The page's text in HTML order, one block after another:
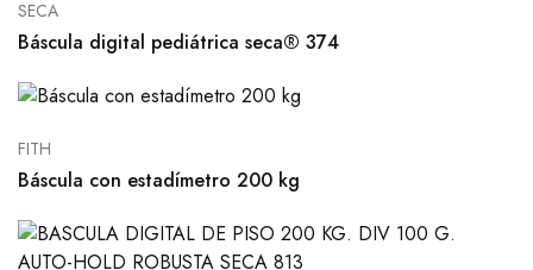
SECA
Báscula digital pediátrica seca® 374
FITH
Báscula con estadímetro 200 kg